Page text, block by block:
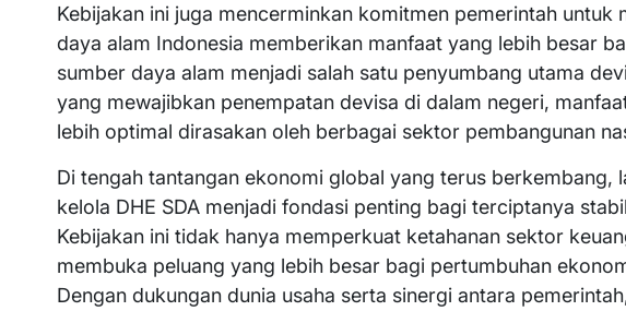
Kebijakan ini juga mencerminkan komitmen pemerintah untuk
daya alam Indonesia memberikan manfaat yang lebih besar
sumber daya alam menjadi salah satu penyumbang utama
yang mewajibkan penempatan devisa di dalam negeri,
lebih optimal dirasakan oleh berbagai sektor pembangunan
Di tengah tantangan ekonomi global yang terus berkembang,
kelola DHE SDA menjadi fondasi penting bagi terciptanya
Kebijakan ini tidak hanya memperkuat ketahanan sektor
membuka peluang yang lebih besar bagi pertumbuhan
Dengan dukungan dunia usaha serta sinergi antara